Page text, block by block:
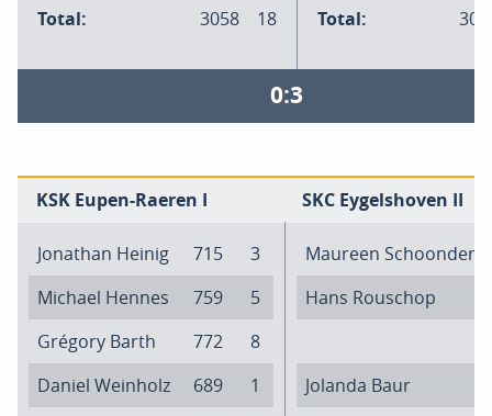
Total:
3058 18
Total:
0:3
KSK Eupen-Raeren I SKC Eygelshoven II
Jonathan Heinig 715
3
Michael Hennes
759
5
Grégory Barth
772
8
Daniel Weinholz
689
1
Maureen
Hans Rouschop
Jolanda Baur